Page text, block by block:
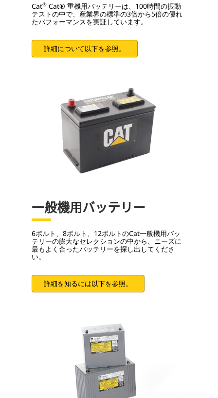
Cat® Cat® 重機用バッテリーは、100時間の振動
テストの中で、産業界の標準の3倍から5倍の優れ
たパフォーマンスを実証しています。
詳細について以下を参照。
一般機用バッテリー
6ボルト、8ボルト、12ボルトのCat一般機用バッ
テリーの膨大なセレクションの中から、ニーズに
最もよく合ったバッテリーを探し出してくださ
い。
詳細を知るには以下を参照。